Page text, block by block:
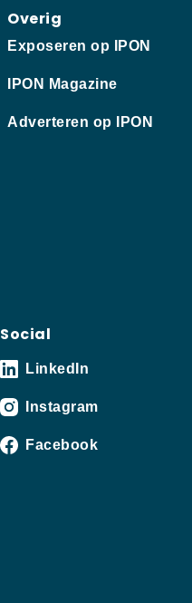
Overig
Exposeren op IPON
IPON Magazine
Adverteren op IPON
Social
LinkedIn
Instagram
Facebook